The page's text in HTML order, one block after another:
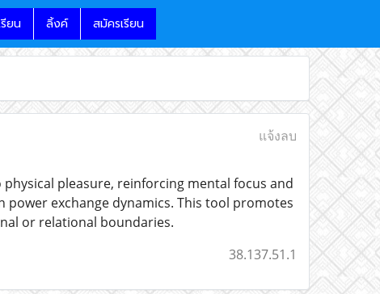
ยน ลิ้งค์ สมัครเรียน
แจ้งลบ
pleasure, reinforcing mental focus and
exchange dynamics. This tool promotes
or relational boundaries.
38.137.51.1